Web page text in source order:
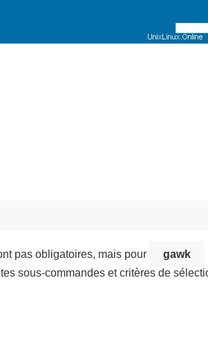
pas obligatoires, mais pour gawk
sous-commandes et critères de